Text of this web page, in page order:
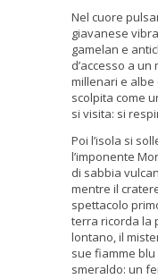
Nel cuore
giavanese
gamelan e
d’accesso a
millenari e
scolpita come
si visita: si
Poi l’isola si
l’imponente
di sabbia
mentre il
spettacolo
terra ricorda la
lontano, il
sue fiamme
smeraldo: un